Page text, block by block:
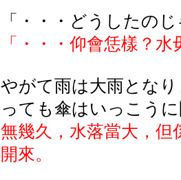
「・・・どうしたの
「・・・仰會恁樣？水
やがて雨は大雨とな
っても傘はいっこう
無幾久，水落當大，但
開來。